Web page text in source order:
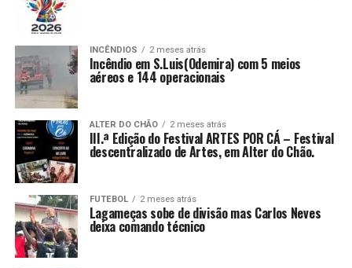
INCÊNDIOS 2 meses atrás
Incêndio em S.Luis(Odemira) com 5 meios
aéreos e 144 operacionais
ALTER DO CHÃO 2 meses atrás
III.ª Edição do Festival ARTES POR CÁ – Festival
descentralizado de Artes, em Alter do Chão.
FUTEBOL 2 meses atrás
Lagameças sobe de divisão mas Carlos Neves
deixa comando técnico